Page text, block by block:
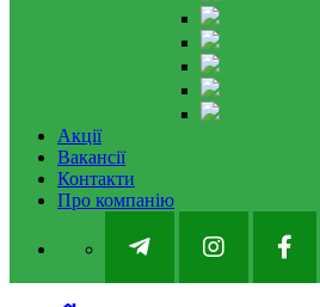
Акції
Вакансії
Контакти
Про компанію